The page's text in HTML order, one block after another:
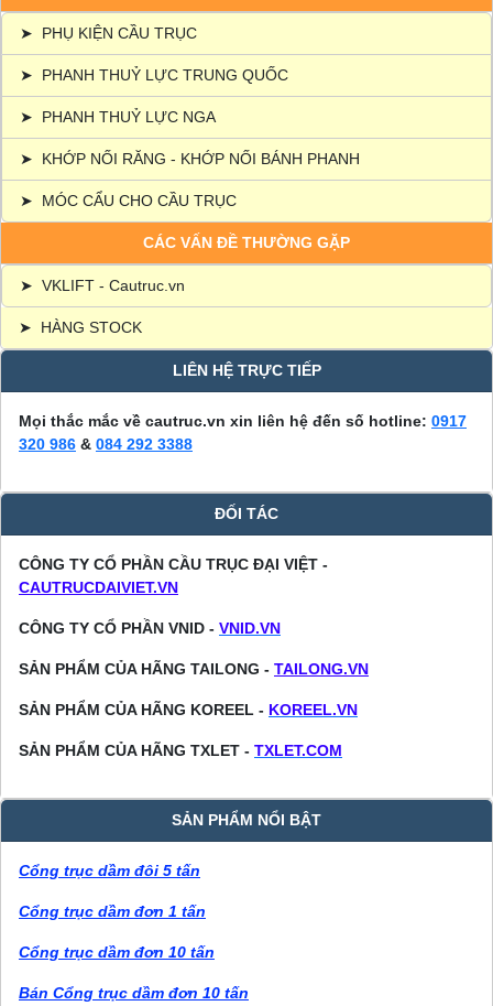
➤ PHỤ KIỆN CẦU TRỤC
➤ PHANH THUỶ LỰC TRUNG QUỐC
➤ PHANH THUỶ LỰC NGA
➤ KHỚP NỐI RĂNG - KHỚP NỐI BÁNH PHANH
➤ MÓC CẨU CHO CẦU TRỤC
CÁC VẤN ĐỀ THƯỜNG GẶP
➤ VKLIFT - Cautruc.vn
➤ HÀNG STOCK
LIÊN HỆ TRỰC TIẾP
Mọi thắc mắc về cautruc.vn xin liên hệ đến số hotline: 0917
320 986 & 084 292 3388
ĐỐI TÁC
CÔNG TY CỔ PHẦN CẦU TRỤC ĐẠI VIỆT -
CAUTRUCDAIVIET.VN
CÔNG TY CỔ PHẦN VNID - VNID.VN
SẢN PHẨM CỦA HÃNG TAILONG - TAILONG.VN
SẢN PHẨM CỦA HÃNG KOREEL - KOREEL.VN
SẢN PHẨM CỦA HÃNG TXLET - TXLET.COM
SẢN PHẨM NỔI BẬT
Cổng trục dầm đôi 5 tấn
Cổng trục dầm đơn 1 tấn
Cổng trục dầm đơn 10 tấn
Bán Cổng trục dầm đơn 10 tấn